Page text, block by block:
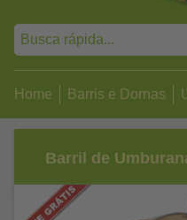
Home Barris e Dornas
Barril de